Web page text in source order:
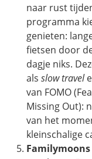
naar rust
programma
genieten:
fietsen door
dagje niks.
als slow travel
van FOMO
Missing Out):
van het
kleinschalige